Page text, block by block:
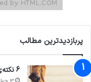
پربازدیدترین مطالب
6 نکته‌ی مهم برای گرفتن عکس‌های جذاب‌تر در سفر